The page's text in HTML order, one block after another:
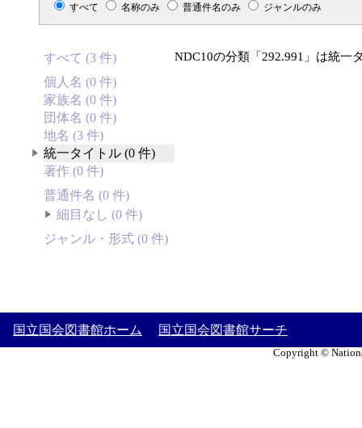
すべて 名称のみ 普通件名のみ ジャンルのみ
すべて (3 件)
個人名 (0 件)
家族名 (0 件)
団体名 (0 件)
地名 (3 件)
統一タイトル (0 件)
著作 (0 件)
普通件名 (0 件)
細目なし (0 件)
ジャンル・形式 (0 件)
NDC10の分類「292.991」は統一
国立国会図書館ホーム 国立国会図書館サーチ
Copyright ©